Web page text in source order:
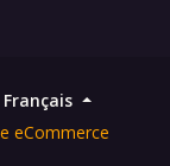
Français
eCommerce